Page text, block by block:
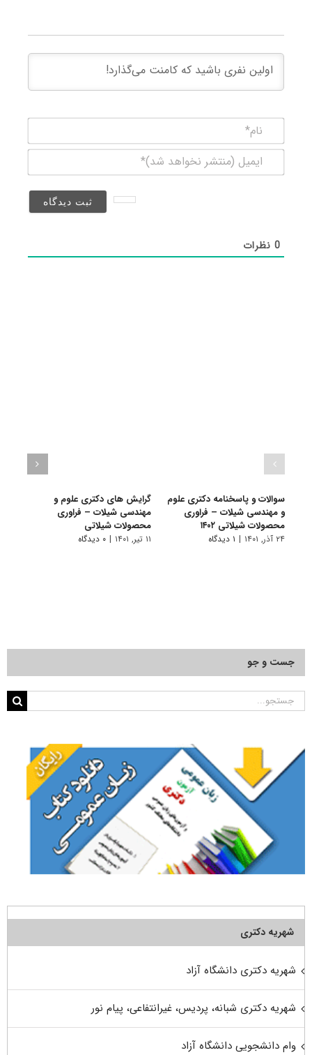
(منتشر
0نظرات
سوالات و پاسخنامه دکتری علوم
و مهندسی شیلات – فراوری
محصولات شیلاتی ۱۴۰۲
۲۴ آذر, ۱۴۰۱ | ۱ دیدگاه
گرایش های دکتری علوم و
مهندسی شیلات – ﻓﺮاوری
ﻣﺤﺼﻮﻻت شیلاتی
۱۱ تیر, ۱۴۰۱ | ۰ دیدگاه
جست و جو
جستجو
شهریه دکتری
شهریه دکتری دانشگاه آزاد
شهریه دکتری شبانه، پردیس، غیرانتفاعی، پیام نور
وام دانشجویی دانشگاه آزاد